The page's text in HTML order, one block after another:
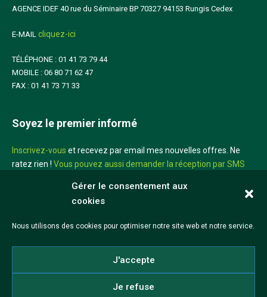
Gérer le consentement aux
cookies
Nous utilisons des cookies pour optimiser notre site web et notre service.
J'accepte
Je refuse
AGENCE IDEF 40 rue du Séminaire BP 70327 94153 Rungis Cedex
E-MAIL cliquez-ici
TÉLÉPHONE : 01 41 73 79 44
MOBILE : 06 80 71 62 47
FAX : 01 41 73 71 33
Soyez le premier informé
Inscrivez-vous et recevez par email mes nouvelles offres. Ne
ratez rien ! Vous pouvez aussi demander la réception par SMS
Mentions légales CGV
Réalisation iadeo
Politique de cookies (UE)